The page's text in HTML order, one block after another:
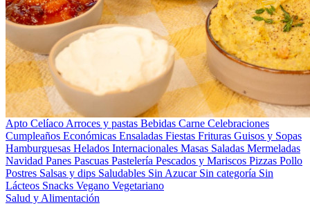
Apto Celíaco Arroces y pastas Bebidas Carne Celebraciones
Cumpleaños Económicas Ensaladas Fiestas Frituras Guisos y Sopas
Hamburguesas Helados Internacionales Masas Saladas Mermeladas
Navidad Panes Pascuas Pastelería Pescados y Mariscos Pizzas Pollo
Postres Salsas y dips Saludables Sin Azucar Sin categoría Sin
Lácteos Snacks Vegano Vegetariano
Salud y Alimentación